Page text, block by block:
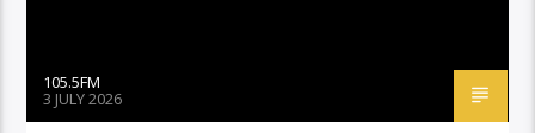
105.5FM
3 JULY 2026